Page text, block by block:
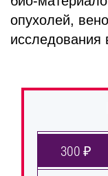
опухолей,
исследования
300 ₽